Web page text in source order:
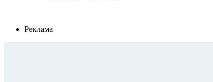
Реклама